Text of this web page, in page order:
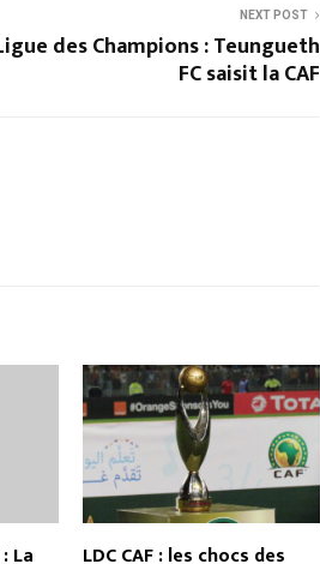
NEXT POST
des Champions : Teungueth
FC saisit la CAF
La LDC CAF : les chocs des